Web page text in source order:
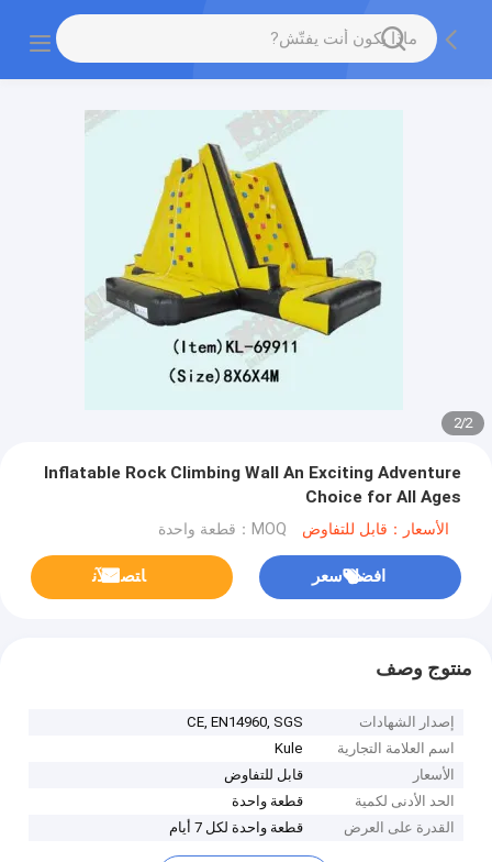
2
/
2
Inflatable Rock Climbing Wall An Exciting Adventure
Choice for All Ages
الأسعار：قابل للتفاوض MOQ：قطعة واحدة
افضل سعر ﺎﺘﺼﻟ ﺍﻶﻧ
منتوج وصف
إصدار الشهادات
CE, EN14960, SGS
اسم العلامة التجارية
Kule
الأسعار
قابل للتفاوض
الحد الأدنى لكمية
قطعة واحدة
القدرة على العرض
قطعة واحدة لكل 7 أيام